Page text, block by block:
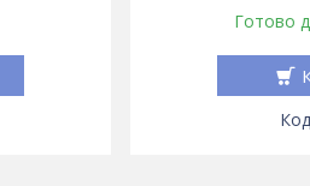
Готово